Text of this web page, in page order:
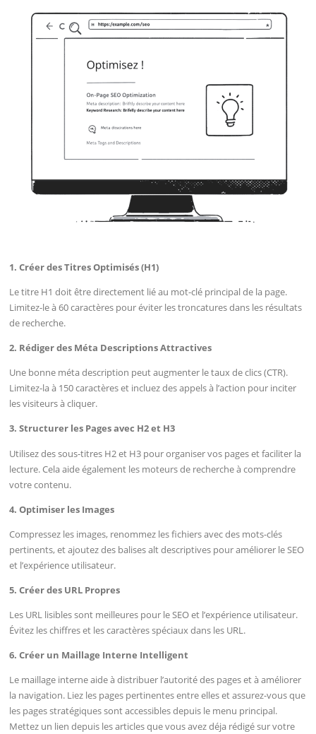
1. Créer des Titres Optimisés (H1)
Le titre H1 doit être directement lié au mot-clé principal de la page.
Limitez-le à 60 caractères pour éviter les troncatures dans les résultats
de recherche.
2. Rédiger des Méta Descriptions Attractives
Une bonne méta description peut augmenter le taux de clics (CTR).
Limitez-la à 150 caractères et incluez des appels à l’action pour inciter
les visiteurs à cliquer.
3. Structurer les Pages avec H2 et H3
Utilisez des sous-titres H2 et H3 pour organiser vos pages et faciliter la
lecture. Cela aide également les moteurs de recherche à comprendre
votre contenu.
4. Optimiser les Images
Compressez les images, renommez les fichiers avec des mots-clés
pertinents, et ajoutez des balises alt descriptives pour améliorer le SEO
et l’expérience utilisateur.
5. Créer des URL Propres
Les URL lisibles sont meilleures pour le SEO et l’expérience utilisateur.
Évitez les chiffres et les caractères spéciaux dans les URL.
6. Créer un Maillage Interne Intelligent
Le maillage interne aide à distribuer l’autorité des pages et à améliorer
la navigation. Liez les pages pertinentes entre elles et assurez-vous que
les pages stratégiques sont accessibles depuis le menu principal.
Mettez un lien depuis les articles que vous avez déja rédigé sur votre